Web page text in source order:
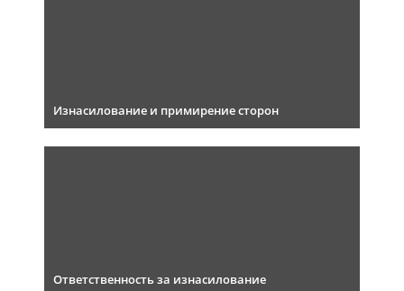
Изнасилование и примирение сторон
Ответственность за изнасилование